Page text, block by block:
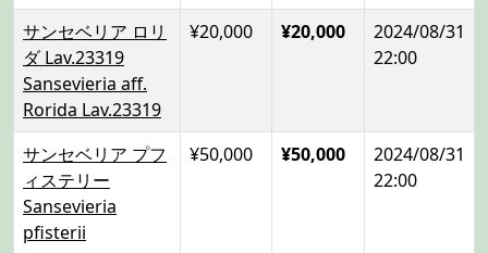
サンセベリア ロリ
ダ Lav.23319
Sansevieria aff.
Rorida Lav.23319
¥20,000 ¥20,000
2024/08/31
22:00
サンセベリア プフ
ィステリー
Sansevieria
pfisterii
¥50,000 ¥50,000
2024/08/31
22:00